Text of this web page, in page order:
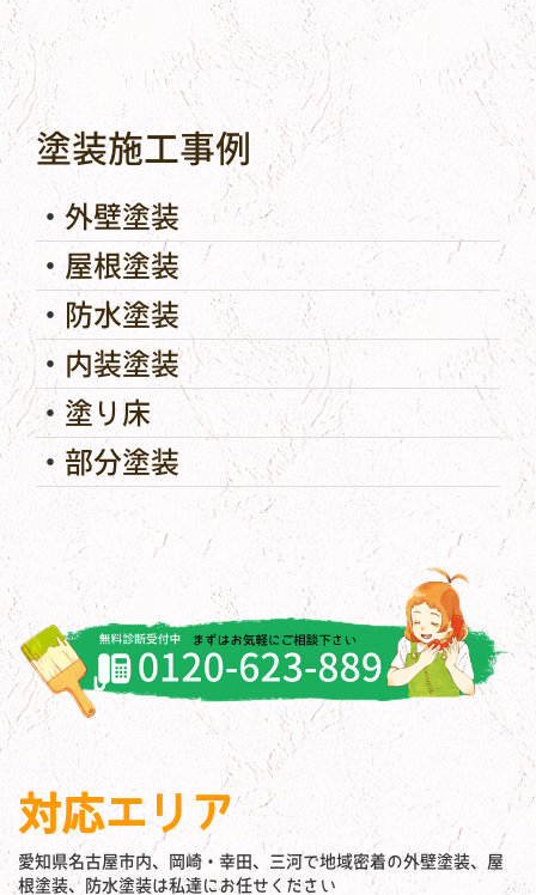
塗装施工事例
外壁塗装
屋根塗装
防水塗装
内装塗装
塗り床
部分塗装
対応エリア
愛知県名古屋市内、岡崎・幸田、三河で地域密着の外壁塗装、屋
根塗装、防水塗装は私達にお任せください